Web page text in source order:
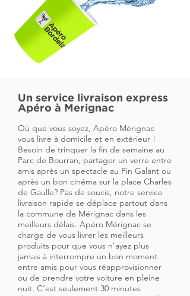
Un service livraison express
Apéro à Merignac
Où que vous soyez, Apéro Mérignac
vous livre à domicile et en extérieur !
Besoin de trinquer la fin de semaine au
Parc de Bourran, partager un verre entre
amis après un spectacle au Pin Galant ou
après un bon cinéma sur la place Charles
de Gaulle? Pas de soucis, notre service
livraison rapide se déplace partout dans
la commune de Mérignac dans les
meilleurs délais. Apéro Mérignac se
charge de vous livrer les meilleurs
produits pour que vous n’ayez plus
jamais à interrompre un bon moment
entre amis pour vous réapprovisionner
ou de prendre votre voiture en pleine
nuit. C’est seulement 30 minutes